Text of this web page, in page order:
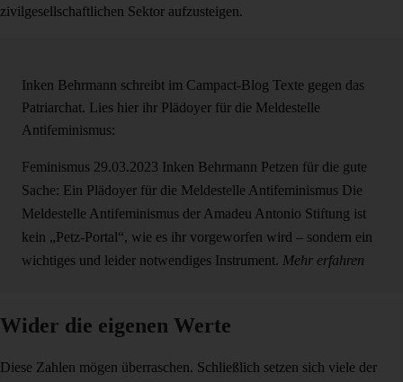
zivilgesellschaftlichen Sektor aufzusteigen.
Inken Behrmann schreibt im Campact-Blog Texte gegen das
Patriarchat. Lies hier ihr Plädoyer für die Meldestelle
Antifeminismus:
Feminismus 29.03.2023 Inken Behrmann Petzen für die gute
Sache: Ein Plädoyer für die Meldestelle Antifeminismus Die
Meldestelle Antifeminismus der Amadeu Antonio Stiftung ist
kein „Petz-Portal“, wie es ihr vorgeworfen wird – sondern ein
wichtiges und leider notwendiges Instrument. Mehr erfahren
Wider die eigenen Werte
Diese Zahlen mögen überraschen. Schließlich setzen sich viele der